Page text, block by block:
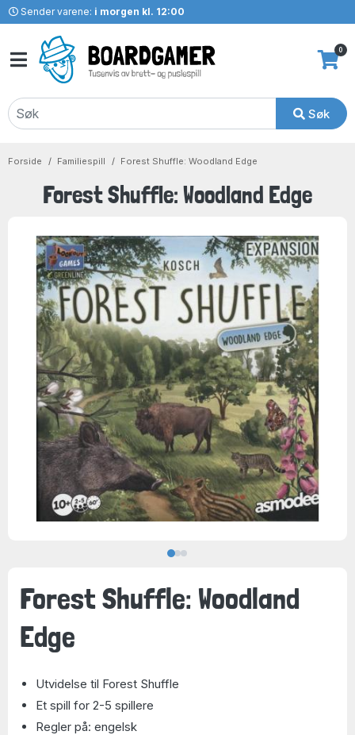
Sender varene: i morgen kl. 12:00
Søk
0
Forside Familiespill Forest Shuffle: Woodland Edge
Forest Shuffle: Woodland Edge
Forest Shuffle: Woodland
Edge
Utvidelse til Forest Shuffle
Et spill for 2-5 spillere
Regler på: engelsk